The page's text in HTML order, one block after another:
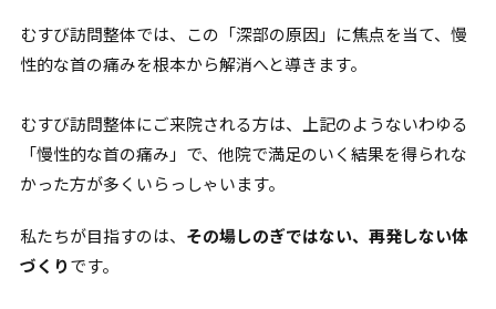
むすび訪問整体では、この「深部の原因」に焦点を当て、慢
性的な首の痛みを根本から解消へと導きます。
むすび訪問整体にご来院される方は、上記のようないわゆる
「慢性的な首の痛み」で、他院で満足のいく結果を得られな
かった方が多くいらっしゃいます。
私たちが目指すのは、 その場しのぎではない、再発しない体
づくりです。